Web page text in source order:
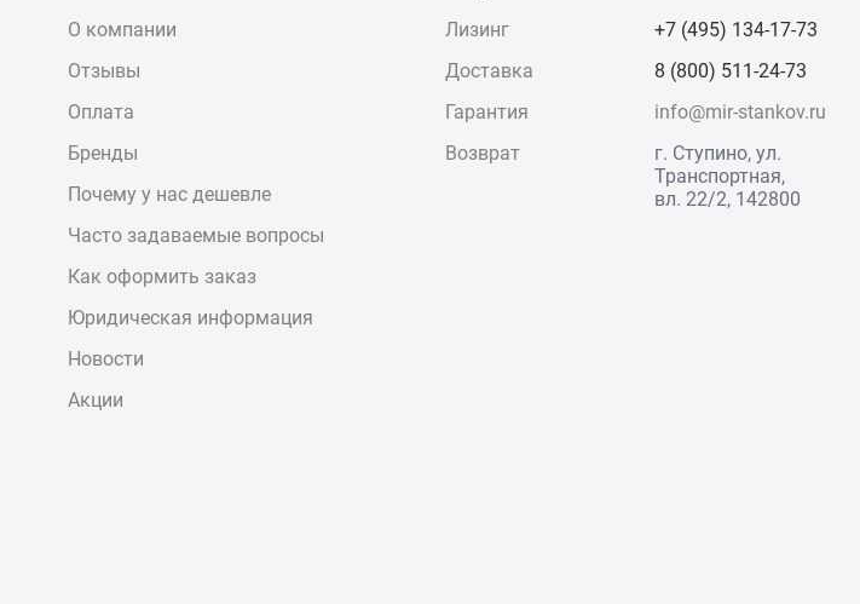
О компании
Отзывы
Оплата
Бренды
Почему у нас дешевле
Часто задаваемые вопросы
Как оформить заказ
Юридическая информация
Новости
Акции
Лизинг
Доставка
Гарантия
Возврат
+7 (495) 134-17-73
8 (800) 511-24-73
info@mir-stankov.ru
г. Ступино, ул.
Транспортная,
вл. 22/2, 142800